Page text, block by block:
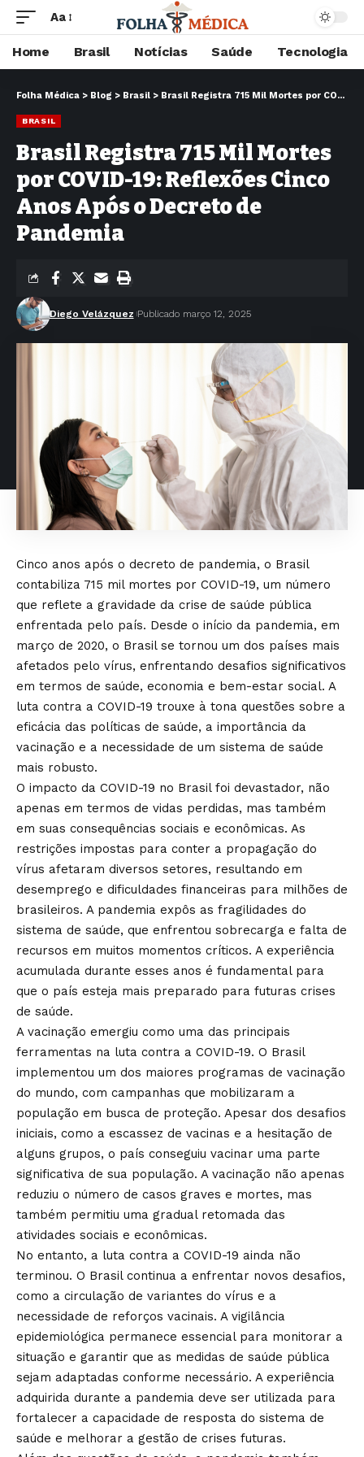
Aa
Home Brasil Notícias Saúde Tecnologia
Folha Médica > Blog > Brasil > Brasil Registra 715 Mil Mortes por COVID-19: Reflexões Cinco Anos Após o Decreto de Pandemia
BRASIL
Brasil Registra 715 Mil Mortes
por COVID-19: Reflexões Cinco
Anos Após o Decreto de
Pandemia
Diego Velázquez Publicado março 12, 2025
Cinco anos após o decreto de pandemia, o Brasil
contabiliza 715 mil mortes por COVID-19, um número
que reflete a gravidade da crise de saúde pública
enfrentada pelo país. Desde o início da pandemia, em
março de 2020, o Brasil se tornou um dos países mais
afetados pelo vírus, enfrentando desafios significativos
em termos de saúde, economia e bem-estar social. A
luta contra a COVID-19 trouxe à tona questões sobre a
eficácia das políticas de saúde, a importância da
vacinação e a necessidade de um sistema de saúde
mais robusto.
O impacto da COVID-19 no Brasil foi devastador, não
apenas em termos de vidas perdidas, mas também
em suas consequências sociais e econômicas. As
restrições impostas para conter a propagação do
vírus afetaram diversos setores, resultando em
desemprego e dificuldades financeiras para milhões de
brasileiros. A pandemia expôs as fragilidades do
sistema de saúde, que enfrentou sobrecarga e falta de
recursos em muitos momentos críticos. A experiência
acumulada durante esses anos é fundamental para
que o país esteja mais preparado para futuras crises
de saúde.
A vacinação emergiu como uma das principais
ferramentas na luta contra a COVID-19. O Brasil
implementou um dos maiores programas de vacinação
do mundo, com campanhas que mobilizaram a
população em busca de proteção. Apesar dos desafios
iniciais, como a escassez de vacinas e a hesitação de
alguns grupos, o país conseguiu vacinar uma parte
significativa de sua população. A vacinação não apenas
reduziu o número de casos graves e mortes, mas
também permitiu uma gradual retomada das
atividades sociais e econômicas.
No entanto, a luta contra a COVID-19 ainda não
terminou. O Brasil continua a enfrentar novos desafios,
como a circulação de variantes do vírus e a
necessidade de reforços vacinais. A vigilância
epidemiológica permanece essencial para monitorar a
situação e garantir que as medidas de saúde pública
sejam adaptadas conforme necessário. A experiência
adquirida durante a pandemia deve ser utilizada para
fortalecer a capacidade de resposta do sistema de
saúde e melhorar a gestão de crises futuras.